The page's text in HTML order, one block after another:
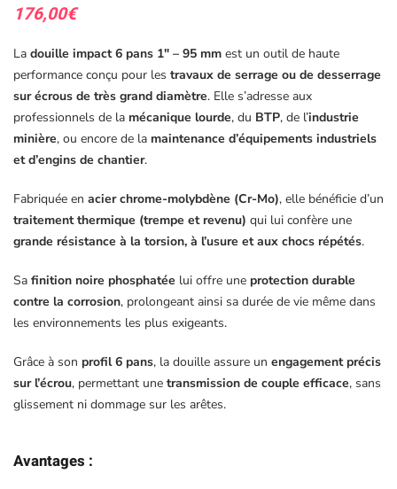
176,00€
La douille impact 6 pans 1″ – 95 mm est un outil de haute
performance conçu pour les travaux de serrage ou de desserrage
sur écrous de très grand diamètre. Elle s’adresse aux
professionnels de la mécanique lourde, du BTP, de l’industrie
minière, ou encore de la maintenance d’équipements industriels
et d’engins de chantier.
Fabriquée en acier chrome-molybdène (Cr-Mo), elle bénéficie d’un
traitement thermique (trempe et revenu) qui lui confère une
grande résistance à la torsion, à l’usure et aux chocs répétés.
Sa finition noire phosphatée lui offre une protection durable
contre la corrosion, prolongeant ainsi sa durée de vie même dans
les environnements les plus exigeants.
Grâce à son profil 6 pans, la douille assure un engagement précis
sur l’écrou, permettant une transmission de couple efficace, sans
glissement ni dommage sur les arêtes.
Avantages :